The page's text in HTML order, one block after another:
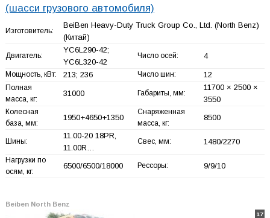
(шасси грузового автомобиля)
Изготовитель:
BeiBen Heavy-Duty Truck Group Co., Ltd. (North Benz)
(Китай)
Двигатель:
YC6L290-42;
YC6L320-42
Число осей: 4
Мощность, кВт: 213; 236 Число шин: 12
Полная
масса, кг:
31000 Габариты, мм:
11700 × 2500 ×
3550
Колесная
база, мм:
1950+4650+1350
Снаряженная
масса, кг:
8500
Шины:
11.00-20 18PR,
11.00R…
Свес, мм: 1480/2270
Нагрузки по
осям, кг:
6500/6500/18000 Рессоры: 9/9/10
Beiben North Benz
17